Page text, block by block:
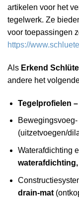
artikelen voor het
tegelwerk. Ze
voor toepassingen
https://
Als Erkend
andere het
Tegelprofielen –
(uitzetvoegen/
Waterafdichting
drain-mat